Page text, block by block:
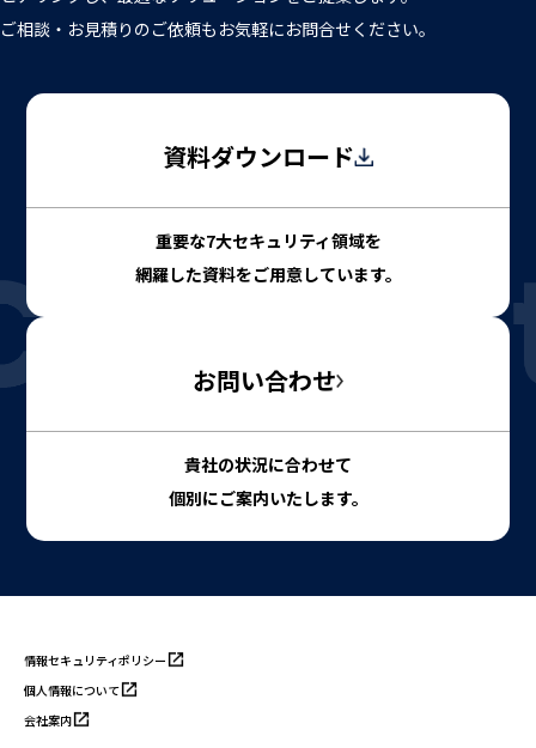
ご相談・お見積りのご依頼もお気軽にお問合せください。
資料ダウンロード
重要な7大セキュリティ領域を
網羅した資料をご用意しています。
お問い合わせ
貴社の状況に合わせて
個別にご案内いたします。
情報セキュリティポリシー
個人情報について
会社案内